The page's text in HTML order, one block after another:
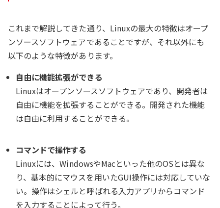
これまで解説してきた通り、Linuxの最大の特徴はオープ
ンソースソフトウェアであることですが、それ以外にも
以下のような特徴があります。
自由に機能拡張ができる
Linuxはオープンソースソフトウェアであり、開発者は
自由に機能を拡張することができる。開発された機能
は自由に利用することができる。
コマンドで操作する
Linuxには、WindowsやMacといった他のOSとは異な
り、基本的にマウスを用いたGUI操作には対応していな
い。操作はシェルと呼ばれる入力アプリからコマンド
を入力することによって行う。